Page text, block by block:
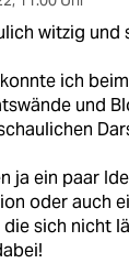
witzig und
ich
und
ja ein paar
oder auch
die sich nicht